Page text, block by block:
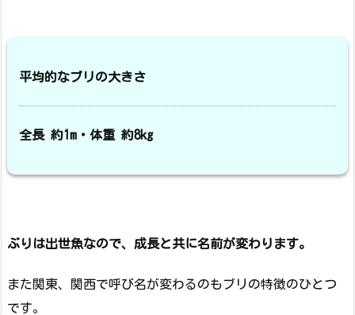
平均的なブリの大きさ
全長 約1m・体重 約8kg
ぶりは出世魚なので、成長と共に名前が変わります。
また関東、関西で呼び名が変わるのもブリの特徴のひとつ
です。